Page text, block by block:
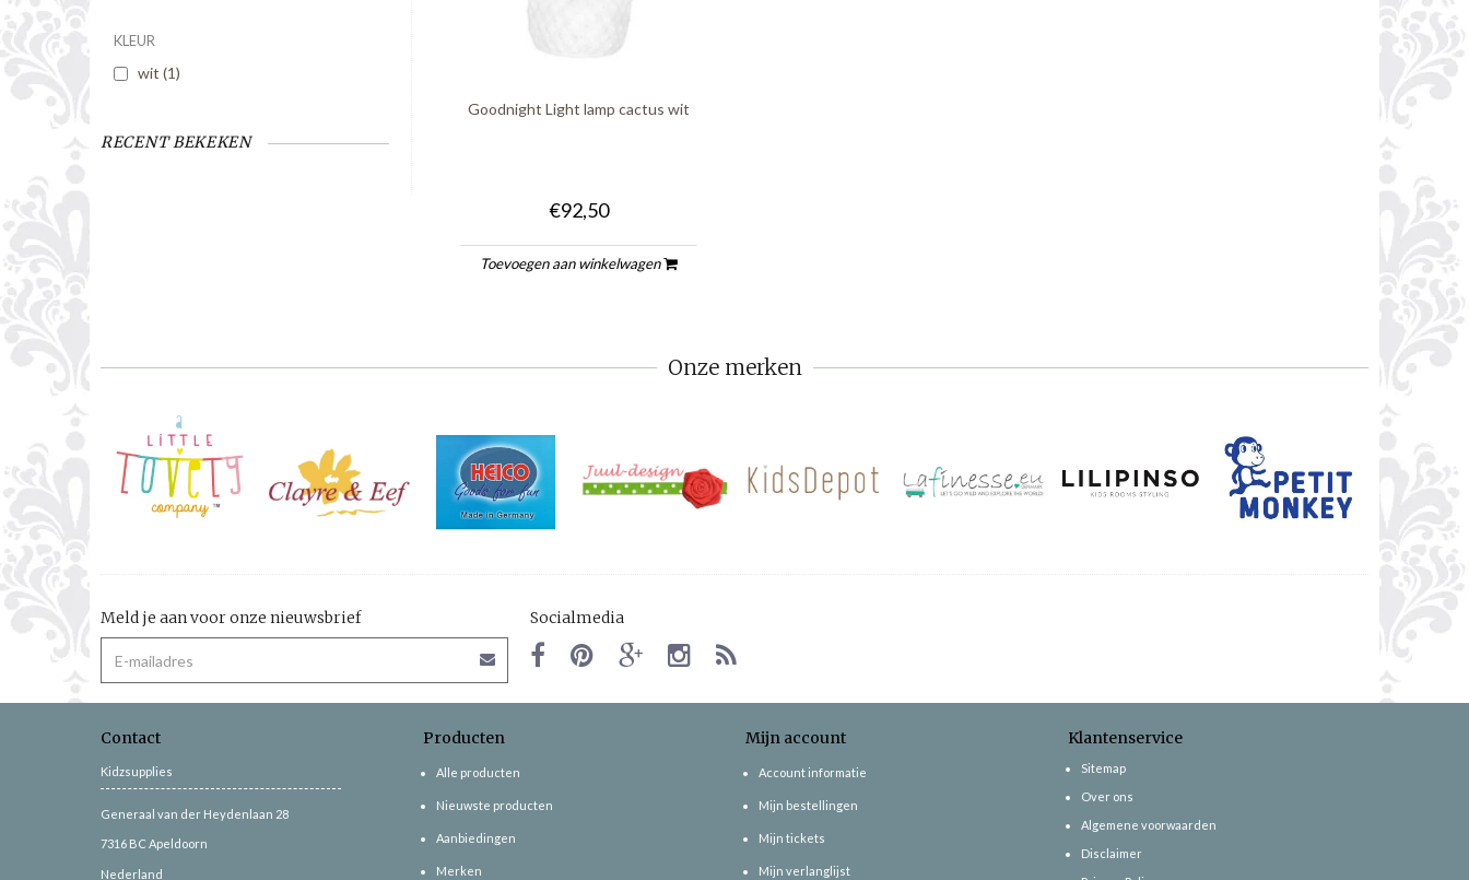
KLEUR
wit (1)
RECENT BEKEKEN
Goodnight Light lamp cactus wit
€92,50
Toevoegen aan winkelwagen
Onze merken
Meld je aan voor onze nieuwsbrief Socialmedia
Contact
Kidzsupplies
Generaal van der Heydenlaan 28
7316 BC Apeldoorn
Nederland
Producten
Alle producten
Nieuwste producten
Aanbiedingen
Merken
Mijn account
Account informatie
Mijn bestellingen
Mijn tickets
Mijn verlanglijst
Klantenservice
Sitemap
Over ons
Algemene voorwaarden
Disclaimer